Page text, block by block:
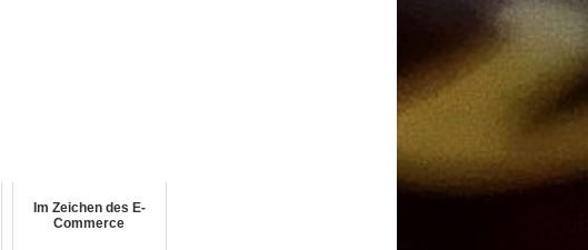
Im Zeichen des E-
Commerce